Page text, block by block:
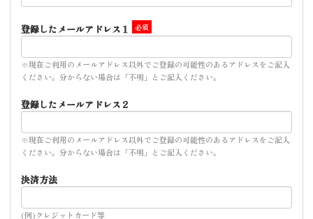
登録したメールアドレス１
※現在ご利用のメールアドレス以外でご登録の可能性のあるアドレスをご記入
ください。分からない場合は「不明」とご記入ください。
登録したメールアドレス２
※現在ご利用のメールアドレス以外でご登録の可能性のあるアドレスをご記入
ください。分からない場合は「不明」とご記入ください。
決済方法
(例)クレジットカード等